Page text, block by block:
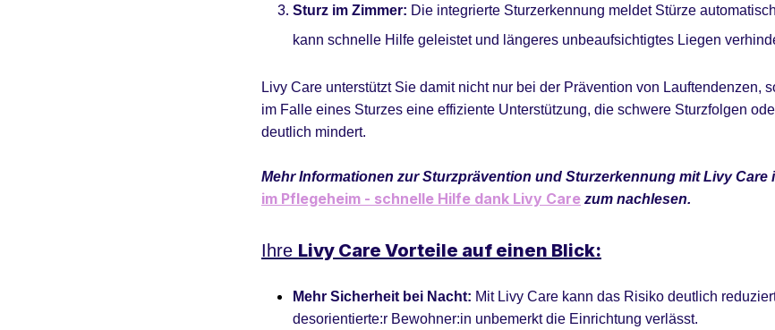
Sturz im Zimmer: Die integrierte Sturzerkennung meldet Stürze
kann schnelle Hilfe geleistet und längeres unbeaufsichtigtes Liegen
Livy Care unterstützt Sie damit nicht nur bei der Prävention von Lauftendenzen,
im Falle eines Sturzes eine effiziente Unterstützung, die schwere Sturzfolgen
deutlich mindert.
Mehr Informationen zur Sturzprävention und Sturzerkennung mit Livy Care
im Pflegeheim - schnelle Hilfe dank Livy Care zum nachlesen.
Ihre Livy Care Vorteile auf einen Blick:
Mehr Sicherheit bei Nacht: Mit Livy Care kann das Risiko deutlich
desorientierte:r Bewohner:in unbemerkt die Einrichtung verlässt.